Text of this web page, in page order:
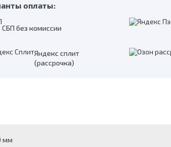
оплаты:
СБП без комиссии
Яндекс сплит
(рассрочка)
мм